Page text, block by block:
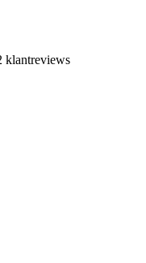
klantreviews